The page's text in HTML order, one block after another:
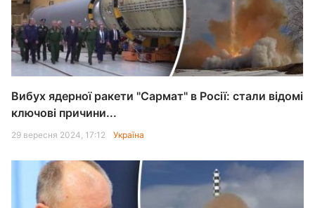
Вибух ядерної ракети "Сармат" в Росії: стали відомі
ключові причини...
29 вересня 2024, 17:12 Україна